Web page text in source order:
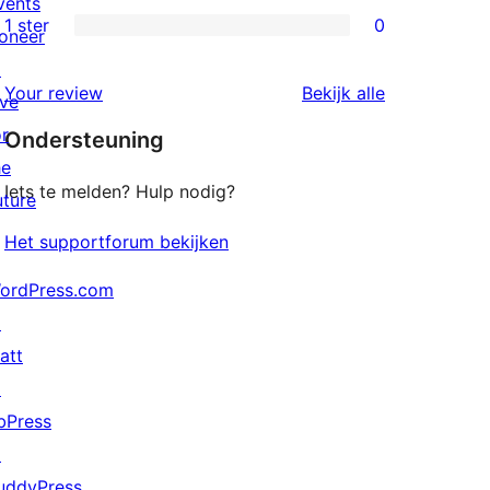
beoordeling
2
sterren
beoordeling
0
sterren
beoordeling
1 ster 0
Your review Bekijk alle
Ondersteuning
Iets te melden? Hulp nodig?
Het supportforum bekijken